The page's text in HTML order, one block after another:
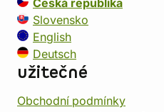
Česká republika
Slovensko
English
Deutsch
užitečné
Obchodní podmínky